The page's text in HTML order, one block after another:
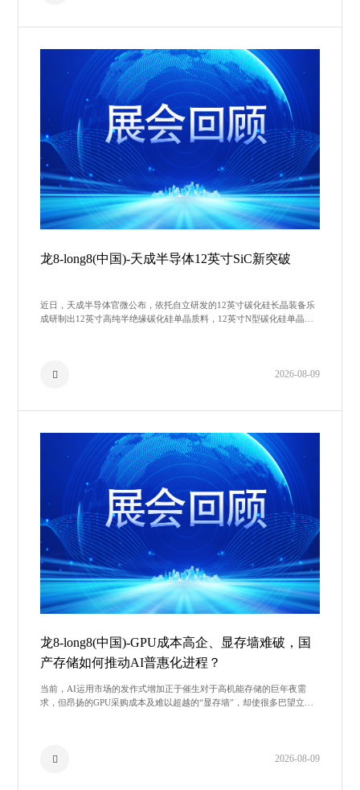
龙8-long8(中国)-天成半导体12英寸SiC新突破
近日，天成半导体官微公布，依托自立研发的12英寸碳化硅长晶装备乐
成研制出12英寸高纯半绝缘碳化硅单晶质料，12英寸N型碳化硅单晶质
2026-08-09
龙8-long8(中国)-GPU成本高企、显存墙难破，国
产存储如何推动AI普惠化进程？
当前，AI运用市场的发作式增加正于催生对于高机能存储的巨年夜需
求，但昂扬的GPU采购成本及难以超越的“显存墙”，却使很多巴望立异
2026-08-09